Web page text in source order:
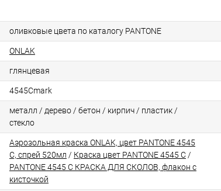
оливковые цвета по каталогу PANTONE
ONLAK
глянцевая
4545Cmark
металл / дерево / бетон / кирпич / пластик /
стекло
Аэрозольная краска ONLAK, цвет PANTONE 4545
C, спрей 520мл / Краска цвет PANTONE 4545 C /
PANTONE 4545 C КРАСКА ДЛЯ СКОЛОВ, флакон с
кисточкой